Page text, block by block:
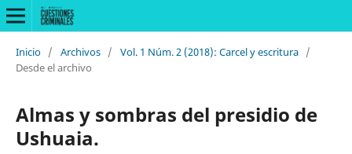
Inicio / Archivos / Vol. 1 Núm. 2 (2018): Carcel y escritura /
Desde el archivo
Almas y sombras del presidio de
Ushuaia.